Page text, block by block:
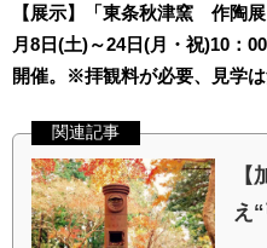
【展示】「東条秋津窯 作陶
月8日(土)～24日(月・祝)10：
開催。※拝観料が必要、見学